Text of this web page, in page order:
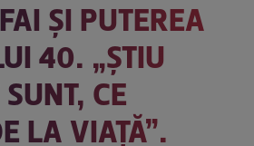
ȘI PUTEREA
40. „ŞTIU
CE
LA VIAŢĂ”.